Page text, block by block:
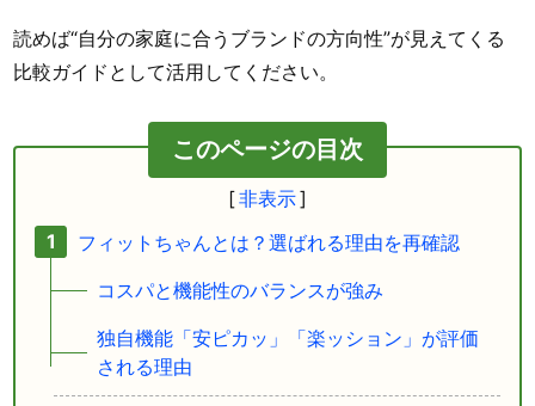
読めば“自分の家庭に合うブランドの方向性”が見えてくる
比較ガイドとして活用してください。
このページの目次
フィットちゃんとは？選ばれる理由を再確認
コスパと機能性のバランスが強み
独自機能「安ピカッ」「楽ッション」が評価
される理由